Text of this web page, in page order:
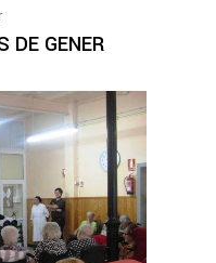
DE GENER